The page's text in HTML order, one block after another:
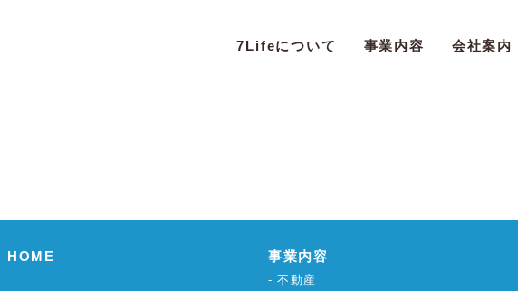
7Lifeについて 事業内容 会社案内
HOME 事業内容
不動産